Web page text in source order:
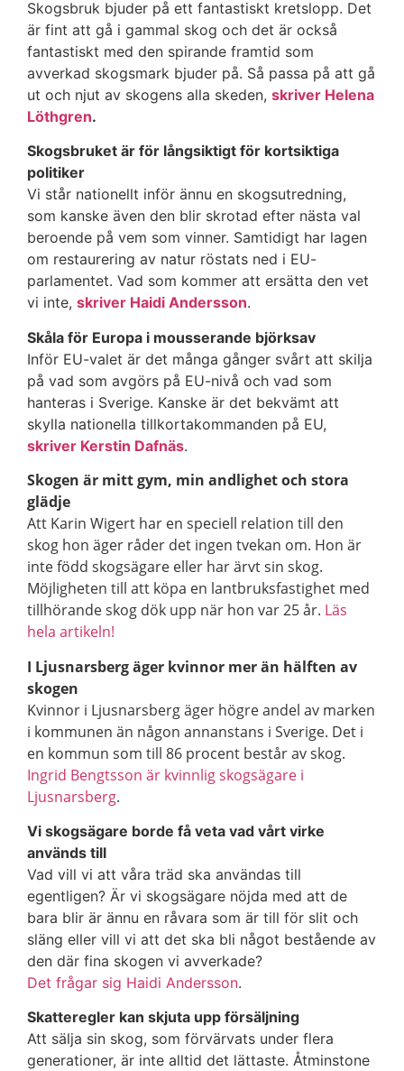
Skogsbruk bjuder på ett fantastiskt kretslopp. Det
är fint att gå i gammal skog och det är också
fantastiskt med den spirande framtid som
avverkad skogsmark bjuder på. Så passa på att gå
ut och njut av skogens alla skeden, skriver Helena
Löthgren.
Skogsbruket är för långsiktigt för kortsiktiga
politiker
Vi står nationellt inför ännu en skogsutredning,
som kanske även den blir skrotad efter nästa val
beroende på vem som vinner. Samtidigt har lagen
om restaurering av natur röstats ned i EU-
parlamentet. Vad som kommer att ersätta den vet
vi inte, skriver Haidi Andersson.
Skåla för Europa i mousserande björksav
Inför EU-valet är det många gånger svårt att skilja
på vad som avgörs på EU-nivå och vad som
hanteras i Sverige. Kanske är det bekvämt att
skylla nationella tillkortakommanden på EU,
skriver Kerstin Dafnäs.
Skogen är mitt gym, min andlighet och stora
glädje
Att Karin Wigert har en speciell relation till den
skog hon äger råder det ingen tvekan om. Hon är
inte född skogsägare eller har ärvt sin skog.
Möjligheten till att köpa en lantbruksfastighet med
tillhörande skog dök upp när hon var 25 år. Läs
hela artikeln!
I Ljusnarsberg äger kvinnor mer än hälften av
skogen
Kvinnor i Ljusnarsberg äger högre andel av marken
i kommunen än någon annanstans i Sverige. Det i
en kommun som till 86 procent består av skog.
Ingrid Bengtsson är kvinnlig skogsägare i
Ljusnarsberg.
Vi skogsägare borde få veta vad vårt virke
används till
Vad vill vi att våra träd ska användas till
egentligen? Är vi skogsägare nöjda med att de
bara blir är ännu en råvara som är till för slit och
släng eller vill vi att det ska bli något bestående av
den där fina skogen vi avverkade?
Det frågar sig Haidi Andersson.
Skatteregler kan skjuta upp försäljning
Att sälja sin skog, som förvärvats under flera
generationer, är inte alltid det lättaste. Åtminstone